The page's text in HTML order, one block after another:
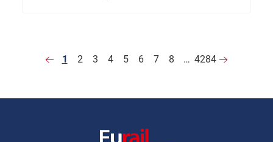
1 2 3 4 5 6 7 8 … 4284